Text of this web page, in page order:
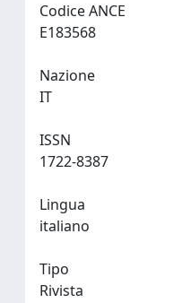
Codice ANCE
Nazione
ISSN
Lingua
Tipo
Rivista